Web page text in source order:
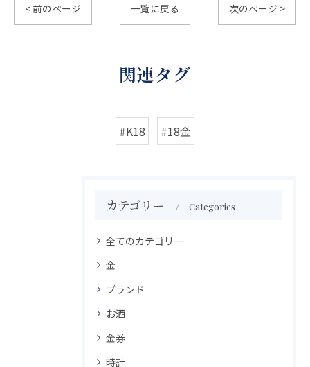
< 前のページ 一覧に戻る 次のページ >
関連タグ
#K18 #18金
カテゴリー Categories
全てのカテゴリー
金
ブランド
お酒
金券
時計